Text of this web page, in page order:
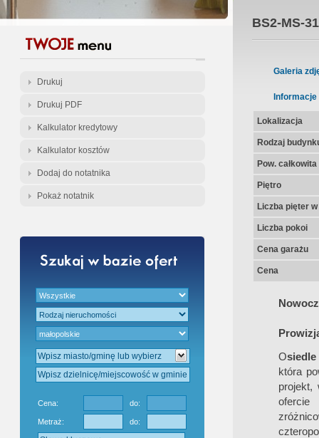
Gwarancja Zwrotu Zadatku
Gratis - Przedwstępna Umowa
Drukuj
Drukuj PDF
Kalkulator kredytowy
Kalkulator kosztów
Dodaj do notatnika
Pokaż notatnik
Cena: do:
Metraż: do:
BS2-MS-
Galeria
Informacje
Lokalizacja
Rodzaj
Pow.
Piętro
Liczba pięter
Liczba pokoi
Cena garażu
Cena
O
która